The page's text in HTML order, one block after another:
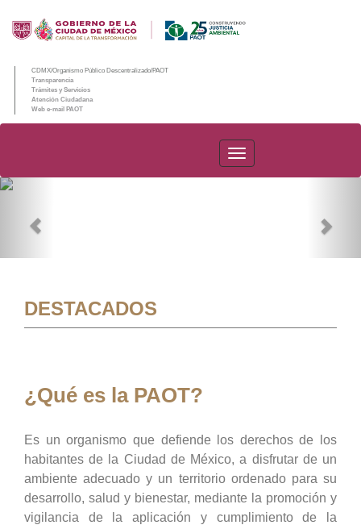
CDMX/Organismo Público Descentralizado/PAOT
Transparencia
Trámites y Servicios
Atención Ciudadana
Web e-mail PAOT
PAOT
DESTACADOS
¿Qué es la PAOT?
Es un organismo que defiende los derechos de los
habitantes de la Ciudad de México, a disfrutar de un
ambiente adecuado y un territorio ordenado para su
desarrollo, salud y bienestar, mediante la promoción y
vigilancia de la aplicación y cumplimiento de la